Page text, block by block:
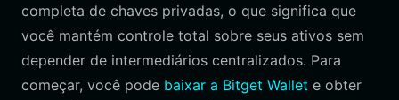
completa de chaves privadas, o que significa que
você mantém controle total sobre seus ativos sem
depender de intermediários centralizados. Para
começar, você pode baixar a Bitget Wallet e obter